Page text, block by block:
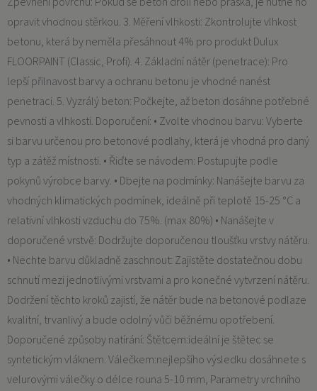
opravit vhodnou stěrkou. 3. Měření vlhkosti: Zkontrolujte vlhkost
betonu, která by neměla přesáhnout 4% pro produkt Dulux
FLOORPAINT (Classic, Profi). 4. Základní nátěr (penetrace): Pro
lepší přilnavost barvy a ochranu betonu je vhodné nanést
penetraci. 5. Vyzrálý beton: Počkejte, až beton dosáhne potřebné
pevnosti a vlhkosti. Doporučení: • Zvolte vhodnou barvu: Vyberte
si barvu určenou pro betonové podlahy, která je vhodná pro daný
typ a zátěž místnosti. • Řiďte se návodem: Postupujte podle
pokynů výrobce barvy. • Dbejte na podmínky: Nanášejte barvu za
vhodných klimatických podmínek, ideálně při teplotě 15-25 °C a
relativní vlhkosti vzduchu do 75%. (max 80%) • Nanášejte v
doporučené vrstvě: Dodržujte doporučenou tloušťku vrstvy nátěru.
• Nechte barvu důkladně zaschnout: Zajistěte dostatečnou dobu
schnutí mezi jednotlivými vrstvami a pro konečné vytvrzení nátěru.
Dodržení těchto kroků zajistí, že nátěr bude na betonové podlaze
kvalitní, trvanlivý a bude odolný vůči běžnému opotřebení.
Doporučené způsoby natírání: Štětcem:ideální je štětec se
syntetickým vláknem. Válečkem:nejlepšího výsledku dosáhnete s
velurovými válečky o délce rouna 5-10 mm, Parametry vrchního